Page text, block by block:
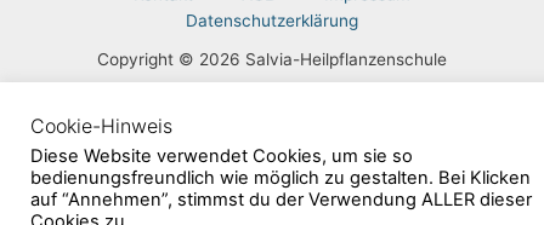
Datenschutzerklärung
Copyright © 2026 Salvia-Heilpflanzenschule
Cookie-Hinweis
Diese Website verwendet Cookies, um sie so
bedienungsfreundlich wie möglich zu gestalten. Bei Klicken
auf “Annehmen”, stimmst du der Verwendung ALLER dieser